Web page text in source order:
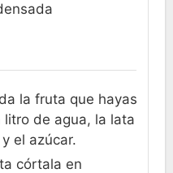
la fruta que hayas
de agua, la lata
el azúcar.
córtala en